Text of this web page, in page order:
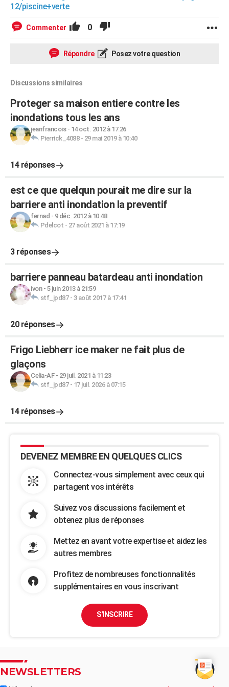
12/piscine+verte
Commenter 0
Répondre Posez votre question
Discussions similaires
Proteger sa maison entiere contre les
inondations tous les ans
jeanfrancois- 14 oct. 2012 à 17:26
Pierrick_4088- 29 mai 2019 à 10:40
14 réponses
est ce que quelqun pourait me dire sur la
barriere anti inondation la preventif
fernad - 9 déc. 2012 à 10:48
Pdelcot - 27 août 2021 à 17:19
3 réponses
barriere panneau batardeau anti inondation
ivon- 5 juin 2013 à 21:59
stf_jpd87- 3 août 2017 à 17:41
20 réponses
Frigo Liebherr ice maker ne fait plus de
glaçons
Celia-AF- 29 juil. 2021 à 11:23
stf_jpd87- 17 juil. 2026 à 07:15
14 réponses
DEVENEZ MEMBRE EN QUELQUES CLICS
Connectez-vous simplement avec ceux qui
partagent vos intérêts
Suivez vos discussions facilement et
obtenez plus de réponses
Mettez en avant votre expertise et aidez les
autres membres
Profitez de nombreuses fonctionnalités
supplémentaires en vous inscrivant
S'INSCRIRE
NEWSLETTERS